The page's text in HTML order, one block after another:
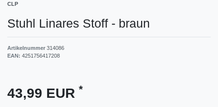
CLP
Stuhl Linares Stoff - braun
Artikelnummer 314086
EAN: 4251756417208
43,99 EUR *